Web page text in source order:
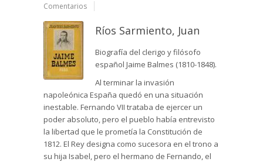
Comentarios
Ríos Sarmiento, Juan
Biografía del clerigo y filósofo
español Jaime Balmes (1810-1848).
Al terminar la invasión
napoleónica España quedó en una situación
inestable. Fernando VII trataba de ejercer un
poder absoluto, pero el pueblo había entrevisto
la libertad que le prometía la Constitución de
1812. El Rey designa como sucesora en el trono a
su hija Isabel, pero el hermano de Fernando, el